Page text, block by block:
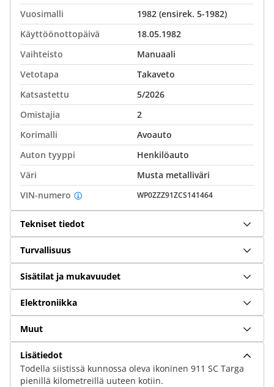
Vuosimalli
1982 (ensirek. 5-1982)
Käyttöönottopäivä
18.05.1982
Vaihteisto
Manuaali
Vetotapa
Takaveto
Katsastettu
5/2026
Omistajia
2
Korimalli
Avoauto
Auton tyyppi
Henkilöauto
Väri
Musta metalliväri
VIN-numero
WP0ZZZ91ZCS141464
Tekniset tiedot
Turvallisuus
Sisätilat ja mukavuudet
Elektroniikka
Muut
Lisätiedot
Todella siistissä kunnossa oleva ikoninen 911 SC Targa
pienillä kilometreillä uuteen kotiin.